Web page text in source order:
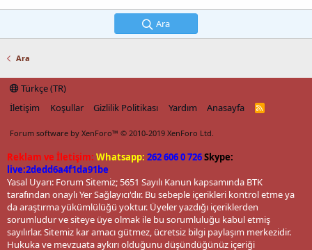
Ara
Ara
Türkçe (TR)
İletişim
Koşullar Gizlilik Politikası Yardım Anasayfa
R
Forum software by XenForo™ © 2010-2019 XenForo Ltd.
Reklam ve İletişim: Whatsapp: 262 606 0 726Skype:
live:2dedd6a4f1da91be
Yasal Uyarı: Forum Sitemiz; 5651 Sayılı Kanun kapsamında BTK
tarafından onaylı Yer Sağlayıcı'dır. Bu sebeple içerikleri kontrol etme ya
da araştırma yükümlülüğü yoktur. Üyeler yazdığı içeriklerden
sorumludur ve siteye üye olmak ile bu sorumluluğu kabul etmiş
sayılırlar. Sitemiz kar amacı gütmez, ücretsiz bilgi paylaşım merkezidir.
Hukuka ve mevzuata aykırı olduğunu düşündüğünüz içeriği